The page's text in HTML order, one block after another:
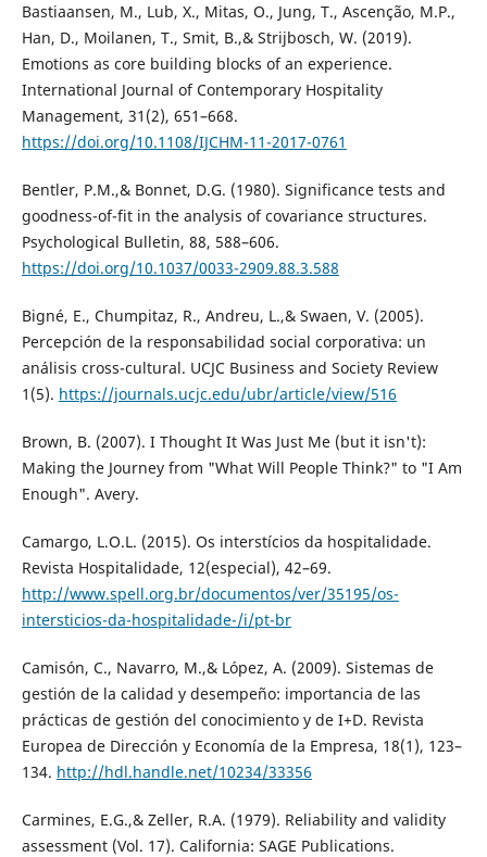
Bastiaansen, M., Lub, X., Mitas, O., Jung, T., Ascenção, M.P.,
Han, D., Moilanen, T., Smit, B.,& Strijbosch, W. (2019).
Emotions as core building blocks of an experience.
International Journal of Contemporary Hospitality
Management, 31(2), 651–668.
https://doi.org/10.1108/IJCHM-11-2017-0761
Bentler, P.M.,& Bonnet, D.G. (1980). Significance tests and
goodness-of-fit in the analysis of covariance structures.
Psychological Bulletin, 88, 588–606.
https://doi.org/10.1037/0033-2909.88.3.588
Bigné, E., Chumpitaz, R., Andreu, L.,& Swaen, V. (2005).
Percepción de la responsabilidad social corporativa: un
análisis cross-cultural. UCJC Business and Society Review
1(5). https://journals.ucjc.edu/ubr/article/view/516
Brown, B. (2007). I Thought It Was Just Me (but it isn't):
Making the Journey from "What Will People Think?" to "I Am
Enough". Avery.
Camargo, L.O.L. (2015). Os interstícios da hospitalidade.
Revista Hospitalidade, 12(especial), 42–69.
http://www.spell.org.br/documentos/ver/35195/os-
intersticios-da-hospitalidade-/i/pt-br
Camisón, C., Navarro, M.,& López, A. (2009). Sistemas de
gestión de la calidad y desempeño: importancia de las
prácticas de gestión del conocimiento y de I+D. Revista
Europea de Dirección y Economía de la Empresa, 18(1), 123–
134. http://hdl.handle.net/10234/33356
Carmines, E.G.,& Zeller, R.A. (1979). Reliability and validity
assessment (Vol. 17). California: SAGE Publications.